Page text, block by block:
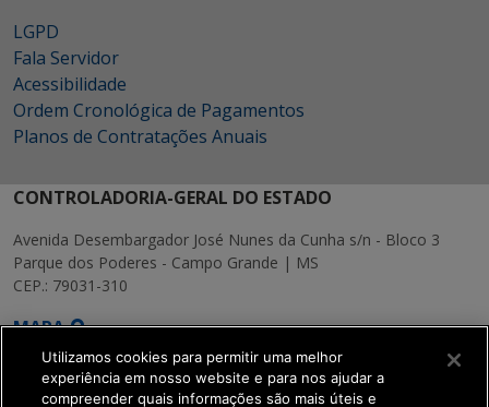
LGPD
Fala Servidor
Acessibilidade
Ordem Cronológica de Pagamentos
Planos de Contratações Anuais
CONTROLADORIA-GERAL DO ESTADO
Avenida Desembargador José Nunes da Cunha s/n - Bloco 3
Parque dos Poderes - Campo Grande | MS
CEP.: 79031-310
MAPA
Utilizamos cookies para permitir uma melhor
experiência em nosso website e para nos ajudar a
compreender quais informações são mais úteis e